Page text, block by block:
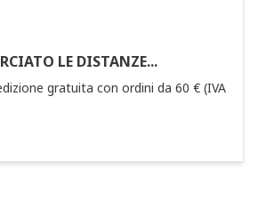
LE DISTANZE...
gratuita con ordini da 60 € (IVA